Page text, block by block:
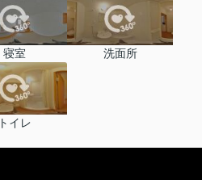
寝室 洗面所
トイレ